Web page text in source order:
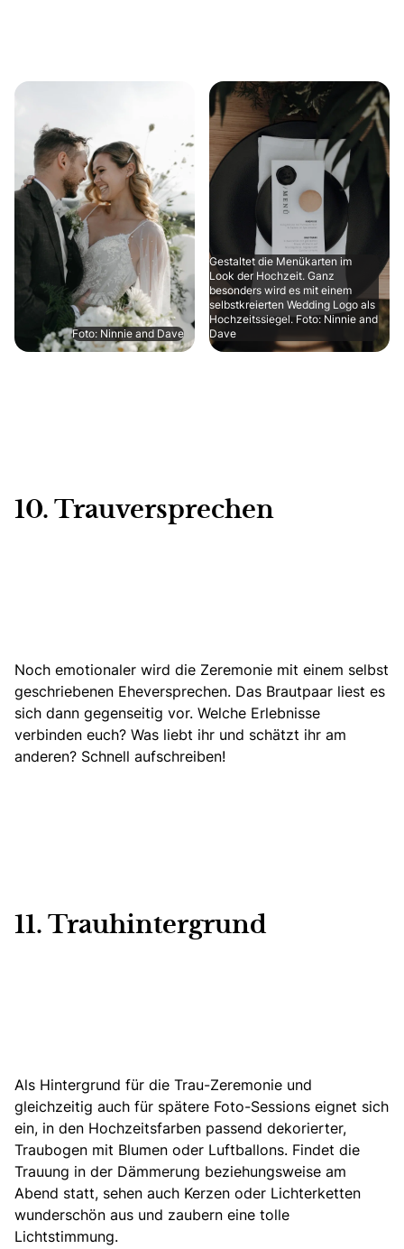
Foto: Ninnie and Dave
Gestaltet die Menükarten im
Look der Hochzeit. Ganz
besonders wird es mit einem
selbstkreierten Wedding Logo als
Hochzeitssiegel. Foto: Ninnie and
Dave
10. Trauversprechen
Noch emotionaler wird die Zeremonie mit einem selbst
geschriebenen Eheversprechen. Das Brautpaar liest es
sich dann gegenseitig vor. Welche Erlebnisse
verbinden euch? Was liebt ihr und schätzt ihr am
anderen? Schnell aufschreiben!
11. Trauhintergrund
Als Hintergrund für die Trau-Zeremonie und
gleichzeitig auch für spätere Foto-Sessions eignet sich
ein, in den Hochzeitsfarben passend dekorierter,
Traubogen mit Blumen oder Luftballons. Findet die
Trauung in der Dämmerung beziehungsweise am
Abend statt, sehen auch Kerzen oder Lichterketten
wunderschön aus und zaubern eine tolle
Lichtstimmung.